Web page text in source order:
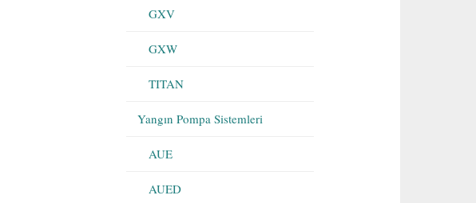
GXV
GXW
TITAN
Yangın Pompa Sistemleri
AUE
AUED